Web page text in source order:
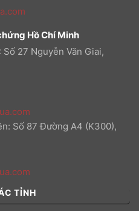
Hồ Chí Minh
27 Nguyễn Văn Giai,
Số 87 Đường A4 (K300),
TỈNH